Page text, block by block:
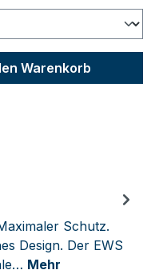
Warenkorb
Schutz.
Design. Der EWS
Mehr